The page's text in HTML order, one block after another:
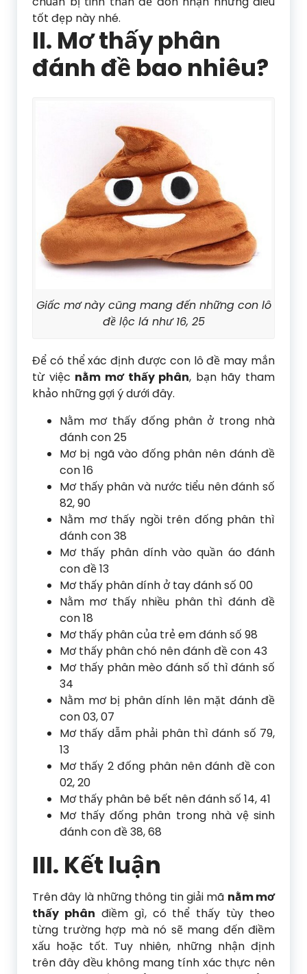
tốt đẹp này nhé.
II. Mơ thấy phân
đánh đề bao nhiêu?
Giấc mơ này cũng mang đến những con lô
đề lộc lá như 16, 25
Để có thể xác định được con lô đề may mắn
từ việc nằm mơ thấy phân, bạn hãy tham
khảo những gợi ý dưới đây.
Nằm mơ thấy đống phân ở trong nhà
đánh con 25
Mơ bị ngã vào đống phân nên đánh đề
con 16
Mơ thấy phân và nước tiểu nên đánh số
82, 90
Nằm mơ thấy ngồi trên đống phân thì
đánh con 38
Mơ thấy phân dính vào quần áo đánh
con đề 13
Mơ thấy phân dính ở tay đánh số 00
Nằm mơ thấy nhiều phân thì đánh đề
con 18
Mơ thấy phân của trẻ em đánh số 98
Mơ thấy phân chó nên đánh đề con 43
Mơ thấy phân mèo đánh số thì đánh số
34
Nằm mơ bị phân dính lên mặt đánh đề
con 03, 07
Mơ thấy dẫm phải phân thì đánh số 79,
13
Mơ thấy 2 đống phân nên đánh đề con
02, 20
Mơ thấy phân bê bết nên đánh số 14, 41
Mơ thấy đống phân trong nhà vệ sinh
đánh con đề 38, 68
III. Kết luận
Trên đây là những thông tin giải mã nằm mơ
thấy phân điềm gì, có thể thấy tùy theo
từng trường hợp mà nó sẽ mang đến điềm
xấu hoặc tốt. Tuy nhiên, những nhận định
trên đây đều không mang tính xác thực nên